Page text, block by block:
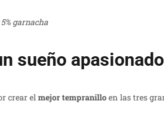
garnacha
sueño apasionado
crear elmejor tempranilloen las tres